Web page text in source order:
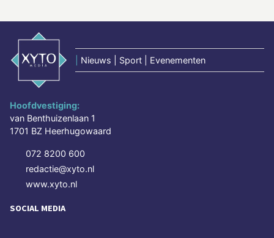
Nieuws | Sport | Evenementen
Hoofdvestiging:
van Benthuizenlaan 1
1701 BZ Heerhugowaard
072 8200 600
redactie@xyto.nl
www.xyto.nl
SOCIAL MEDIA